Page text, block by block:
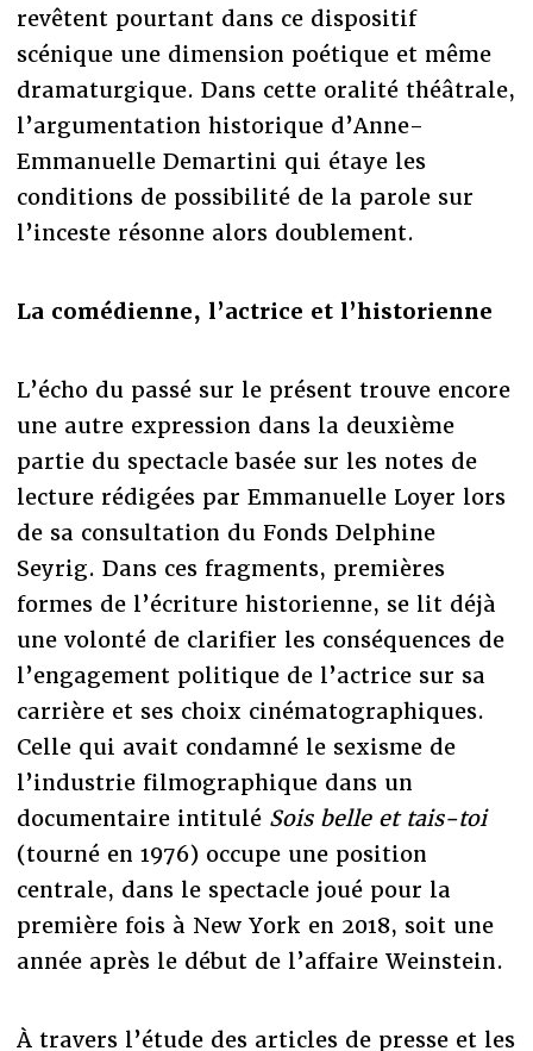
revêtent pourtant dans ce dispositif
scénique une dimension poétique et même
dramaturgique. Dans cette oralité théâtrale,
l’argumentation historique d’Anne-
Emmanuelle Demartini qui étaye les
conditions de possibilité de la parole sur
l’inceste résonne alors doublement.
La comédienne, l’actrice et l’historienne
L’écho du passé sur le présent trouve encore
une autre expression dans la deuxième
partie du spectacle basée sur les notes de
lecture rédigées par Emmanuelle Loyer lors
de sa consultation du Fonds Delphine
Seyrig. Dans ces fragments, premières
formes de l’écriture historienne, se lit déjà
une volonté de clarifier les conséquences de
l’engagement politique de l’actrice sur sa
carrière et ses choix cinématographiques.
Celle qui avait condamné le sexisme de
l’industrie filmographique dans un
documentaire intitulé Sois belle et tais-toi
(tourné en 1976) occupe une position
centrale, dans le spectacle joué pour la
première fois à New York en 2018, soit une
année après le début de l’affaire Weinstein.
À travers l’étude des articles de presse et les